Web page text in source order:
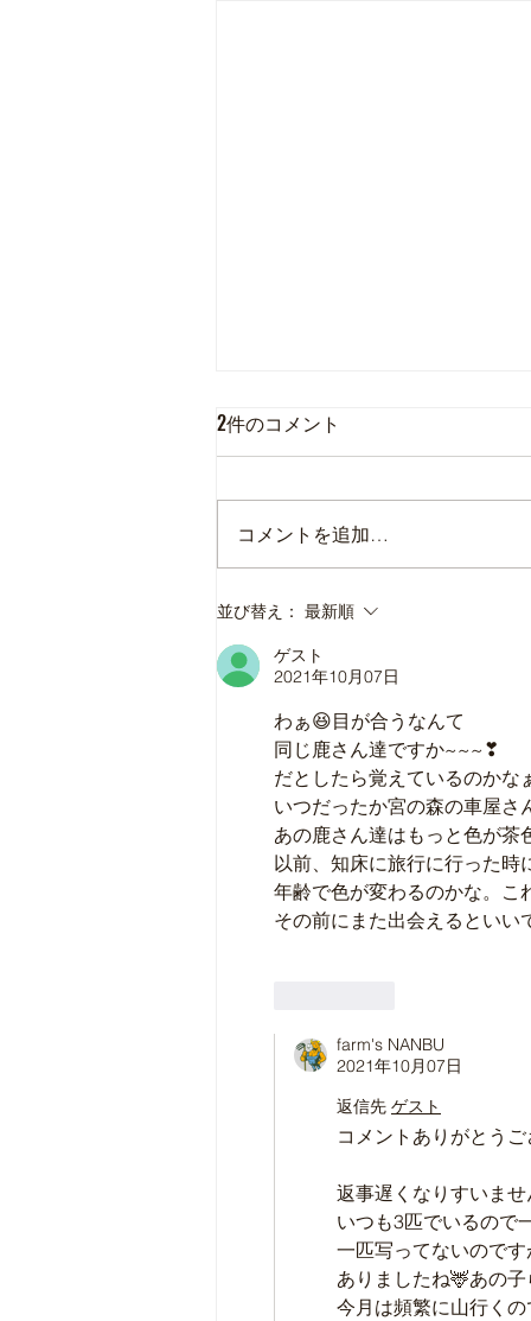
本日の直売所8月7日(金)
2件のコメント
コメントを追加…
並び替え： 最新順
ゲスト
2021年10月07日
わぁ😆目が合うなんて
同じ鹿さん達ですか~~~❣
だとしたら覚えているのか
いつだったか宮の森の車屋さ
あの鹿さん達はもっと色が茶
以前、知床に旅行に行った時
年齢で色が変わるのかな。
その前にまた出会えるといい
farm's NANBU
2021年10月07日
返信先 ゲスト
コメントありがとう
返事遅くなりすいませ
いつも3匹でいるので
一匹写ってないので
ありましたね🦌あの
今月は頻繁に山行く